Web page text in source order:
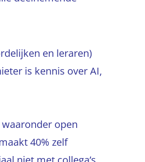
en leraren)
is kennis over AI,
open
40% zelf